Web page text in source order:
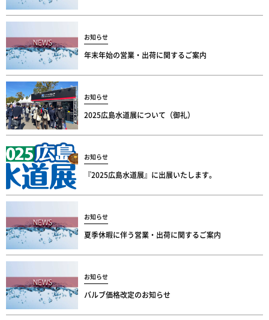
お知らせ
年末年始の営業・出荷に関するご案内
お知らせ
2025広島水道展について（御礼）
お知らせ
『2025広島水道展』に出展いたします。
お知らせ
夏季休暇に伴う営業・出荷に関するご案内
お知らせ
バルブ価格改定のお知らせ